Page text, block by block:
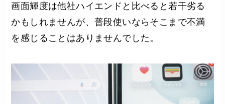
画面輝度は他社ハイエンドと比べると若干劣る
かもしれませんが、普段使いならそこまで不満
を感じることはありませんでした。